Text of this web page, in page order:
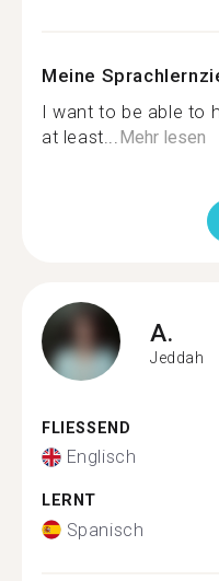
Meine
I want to be able to
at least... Mehr lesen
A.
Jeddah
FLIESSEND
Englisch
LERNT
Spanisch